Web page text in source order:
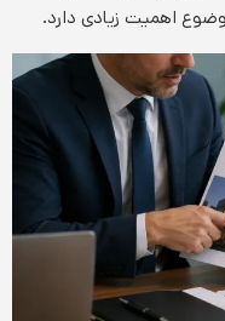
اهمیت زیادی دارد.